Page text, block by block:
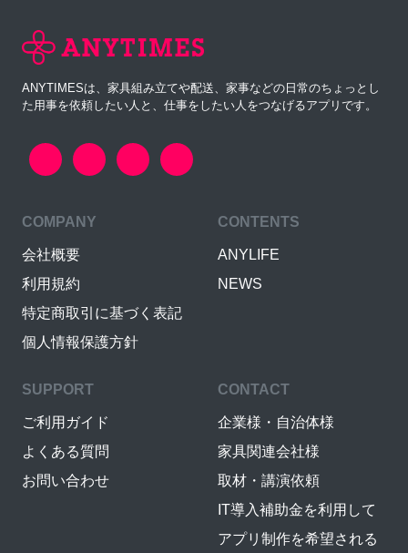
ANYTIMESは、家具組み立てや配送、家事などの日常のちょっとし
た用事を依頼したい人と、仕事をしたい人をつなげるアプリです。
COMPANY
会社概要
利用規約
特定商取引に基づく表記
個人情報保護方針
CONTENTS
ANYLIFE
NEWS
SUPPORT
ご利用ガイド
よくある質問
お問い合わせ
CONTACT
企業様・自治体様
家具関連会社様
取材・講演依頼
IT導入補助金を利用して
アプリ制作を希望される